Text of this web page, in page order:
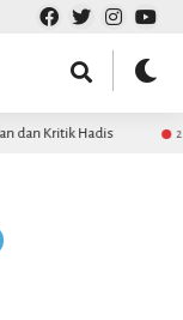
dan Kritik Hadis 2